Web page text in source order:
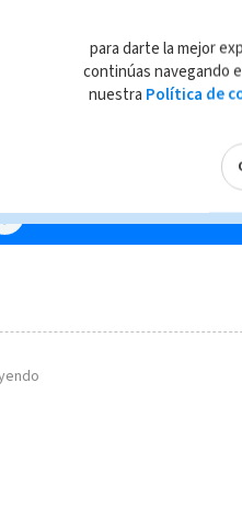
no se
en la morgue?
para darte la mejor
continúas navegando
nuestra Política de